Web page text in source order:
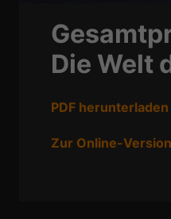
Die Welt
PDF herunterladen
Zur Online-Version